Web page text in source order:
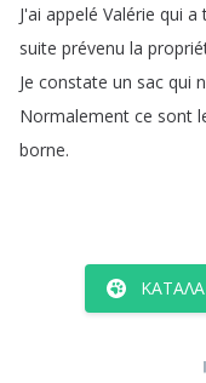
J'ai appelé Valérie qui a
suite prévenu la
Je constate un sac qui
Normalement ce sont
borne.